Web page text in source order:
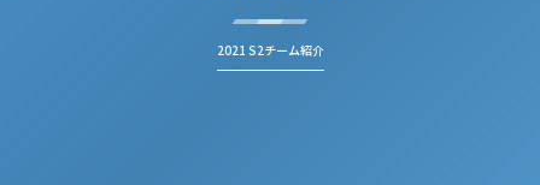
2021 S2チーム紹介